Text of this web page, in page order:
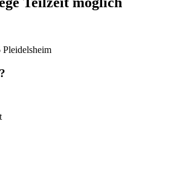
Pleidelsheim